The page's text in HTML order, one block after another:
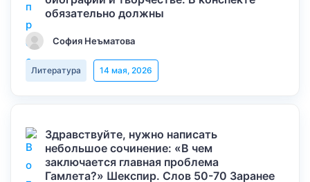
обязательно должны
София Неъматова
Литература 14 мая, 2026
Здравствуйте, нужно написать
небольшое сочинение: «В чем
заключается главная проблема
Гамлета?» Шекспир. Слов 50-70 Заранее